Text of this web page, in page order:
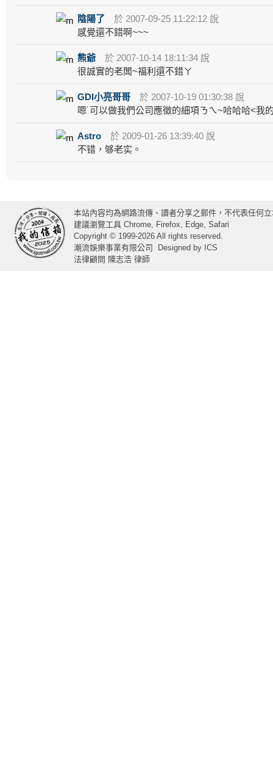
陰陽了
於 2007-09-25 11:22:12 說
感覺還不錯啊~~~
熊爺
於 2007-10-14 18:11:34 說
很誠實的老闆~福利還不錯ㄚ
GDI小亮哥哥
於 2007-10-19 01:30:38 說
嗯˙可以做我們公司應徵的細項ㄋㄟ~哈哈哈<我
Astro
於 2009-01-26 13:39:40 說
不错，够老实。
本站內容均為網路流傳、讀者分享之郵件，不代表任何
建議瀏覽工具 Chrome, Firefox, Edge, Safari
Copyright © 1999-2026 All rights reserved.
潮流娛樂事業有限公司
Designed by ICS
法律顧問 陳志浩 律師